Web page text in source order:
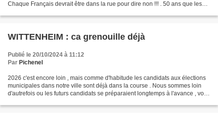
Chaque Français devrait être dans la rue pour dire non !!! . 50 ans que les
WITTENHEIM : ca grenouille déjà
Publié le 20/10/2024 à 11:12
Par Pichenel
2026 c'est encore loin , mais comme d'habitude les candidats aux élections
municipales dans notre ville sont déjà dans la course . Nous sommes loin
d'autrefois ou les futurs candidats se préparaient longtemps à l'avance , voir